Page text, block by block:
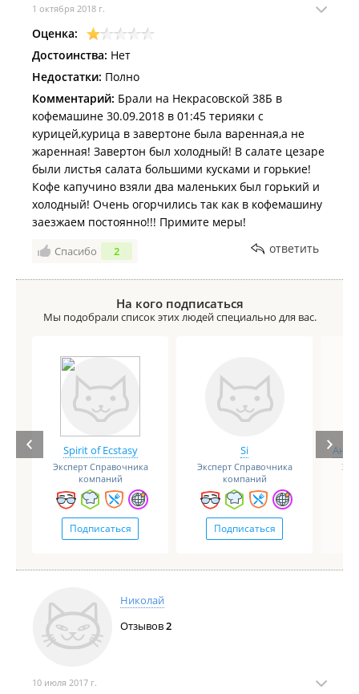
1 октября 2018 г.
Оценка:
Достоинства: Нет
Недостатки: Полно
Комментарий: Брали на Некрасовской 38Б в
кофемашине 30.09.2018 в 01:45 терияки с
курицей,курица в завертоне была варенная,а не
жаренная! Завертон был холодный! В салате цезаре
были листья салата большими кусками и горькие!
Кофе капучино взяли два маленьких был горький и
холодный! Очень огорчились так как в кофемашину
заезжаем постоянно!!! Примите меры!
Спасибо 2 ответить
На кого подписаться
Мы подобрали список этих людей специально для вас.
Spirit of Ecstasy
Эксперт Справочника
компаний
Подписаться
Si
Эксперт Справочника
компаний
Подписаться
Николай
Отзывов2
10 июля 2017 г.